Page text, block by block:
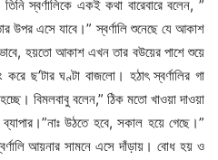
স্বর্ণালিকে একই কথা বারেবারে বলেন, ”
উপর এসে যাবে।” স্বর্ণালি শুনেছে যে আকাশ
ভাবে, হয়তো আকাশ এখন তার বউয়ের পাশে শুয়ে
ছ’টার ঘণ্টা বাজলো। হঠাৎ স্বর্ণালির গা
বিমলবাবু বলেন,” ঠিক মতো খাওয়া দাওয়া
উঠতে হবে, সকাল হয়ে গেছে।”
আয়নার সামনে এসে দাঁড়ায়। বোধ হয় ও